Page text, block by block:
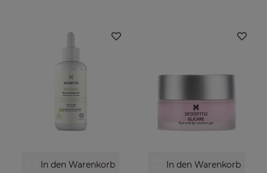
In den Warenkorb In den Warenkorb